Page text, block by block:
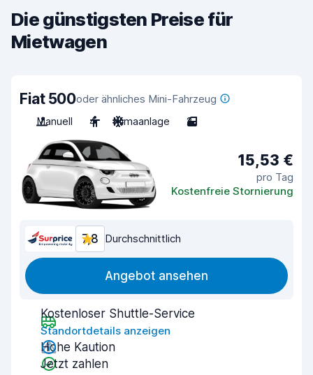
Die günstigsten Preise für
Mietwagen
Fiat 500oder ähnliches Mini-Fahrzeug
Manuell
4 Klimaanlage 2
15,53 €
pro Tag
Kostenfreie Stornierung
7,8 Durchschnittlich
Angebot ansehen
Kostenloser Shuttle-Service
Standortdetails anzeigen
Hohe Kaution
Jetzt zahlen